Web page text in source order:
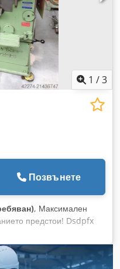
1 /3
Позвънете
, Максимален
предстои! Dsdpfx